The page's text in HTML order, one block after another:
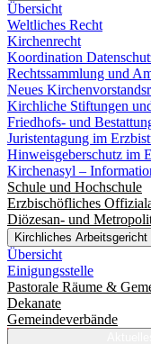
Übersicht
Weltliches Recht
Kirchenrecht
Koordination
Rechtssammlung und
Neues
Kirchliche Stiftungen
Friedhofs- und
Juristentagung im
Hinweisgeberschutz im
Kirchenasyl –
Schule und Hochschule
Erzbischöfliches
Diözesan- und
Kirchliches Arbeitsgericht
Übersicht
Einigungsstelle
Pastorale Räume &
Dekanate
Gemeindeverbände